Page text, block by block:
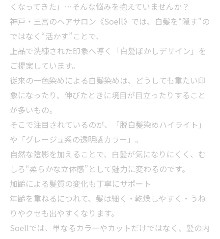
くなってきた」…そんな悩みを抱えていませんか？
神戸・三宮のヘアサロン《Soell》では、白髪を“隠す”の
ではなく“活かす”ことで、
上品で洗練された印象へ導く「白髪ぼかしデザイン」を
ご提案しています。
従来の一色染めによる白髪染めは、どうしても重たい印
象になったり、伸びたときに境目が目立ったりすること
が多いもの。
そこで注目されているのが、「脱白髪染めハイライト」
や「グレージュ系の透明感カラー」。
自然な陰影を加えることで、白髪が気になりにくく、む
しろ“柔らかな立体感”として魅力に変わるのです。
加齢による髪質の変化も丁寧にサポート
年齢を重ねるにつれて、髪は細く・乾燥しやすく・うね
りやクセも出やすくなります。
Soellでは、単なるカラーやカットだけではなく、髪の内